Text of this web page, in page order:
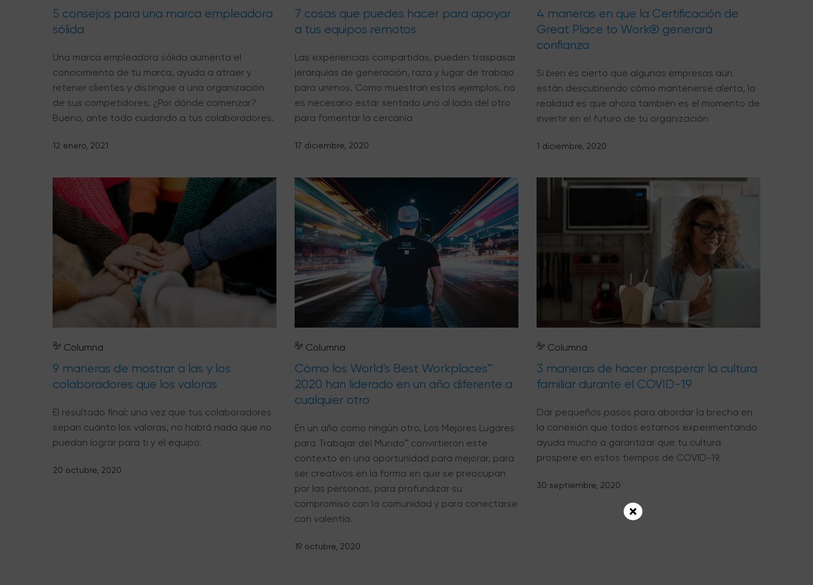
5 consejos para una marca empleadora
sólida
Una marca empleadora sólida aumenta el
conocimiento de tu marca, ayuda a atraer y
retener clientes y distingue a una organización
de sus competidores. ¿Por dónde comenzar?
Bueno, ante todo cuidando a tus colaboradores.
12 enero, 2021
7 cosas que puedes hacer para apoyar
a tus equipos remotos
Las experiencias compartidas, pueden traspasar
jerarquías de generación, raza y lugar de trabajo
para unirnos. Como muestran estos ejemplos, no
es necesario estar sentado uno al lado del otro
para fomentar la cercanía
17 diciembre, 2020
4 maneras en que la Certificación de
Great Place to Work® generará
confianza
Si bien es cierto que algunas empresas aún
están descubriendo cómo mantenerse alerta, la
realidad es que ahora también es el momento de
invertir en el futuro de tu organización
1 diciembre, 2020
Columna
9 maneras de mostrar a las y los
colaboradores que los valoras
El resultado final: una vez que tus colaboradores
sepan cuánto los valoras, no habrá nada que no
puedan lograr para ti y el equipo.
20 octubre, 2020
Columna
Cómo los World’s Best Workplaces™
2020 han liderado en un año diferente a
cualquier otro
En un año como ningún otro, Los Mejores Lugares
para Trabajar del Mundo™ convirtieron este
contexto en una oportunidad para mejorar, para
ser creativos en la forma en que se preocupan
por las personas, para profundizar su
compromiso con la comunidad y para conectarse
con valentía.
19 octubre, 2020
Columna
3 maneras de hacer prosperar la cultura
familiar durante el COVID-19
Dar pequeños pasos para abordar la brecha en
la conexión que todos estamos experimentando
ayuda mucho a garantizar que tu cultura
prospere en estos tiempos de COVID-19.
30 septiembre, 2020